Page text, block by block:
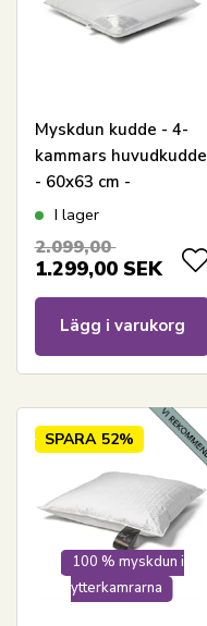
Myskdun kudde - 4-
kammars huvudkudde
- 60x63 cm -
Nordstrand Home
I lager
2.099,00
1.299,00 SEK
Lägg i varukorg
100 % myskdun i
ytterkamrarna
SPARA 52%